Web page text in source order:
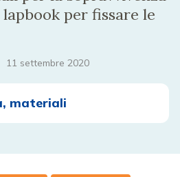
per fissare le
11 settembre 2020
materiali